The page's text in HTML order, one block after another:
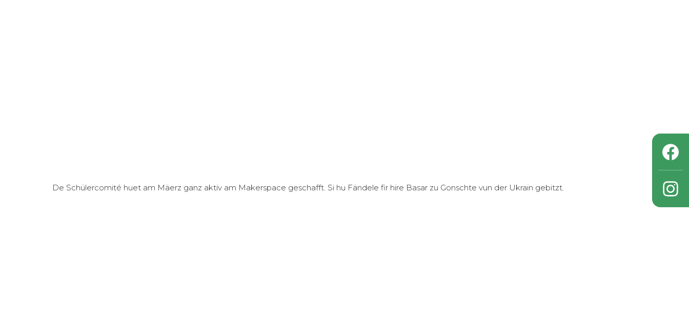
De Schülercomité huet am Mäerz ganz aktiv am Makerspace geschafft. Si hu Fändele fir hire Basar zu Gonschte vun der Ukrain gebitzt.